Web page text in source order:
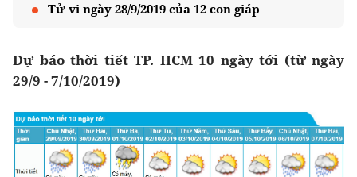
Tử vi ngày 28/9/2019 của 12 con giáp
Dự báo thời tiết TP. HCM 10 ngày tới (từ ngày
29/9 - 7/10/2019)